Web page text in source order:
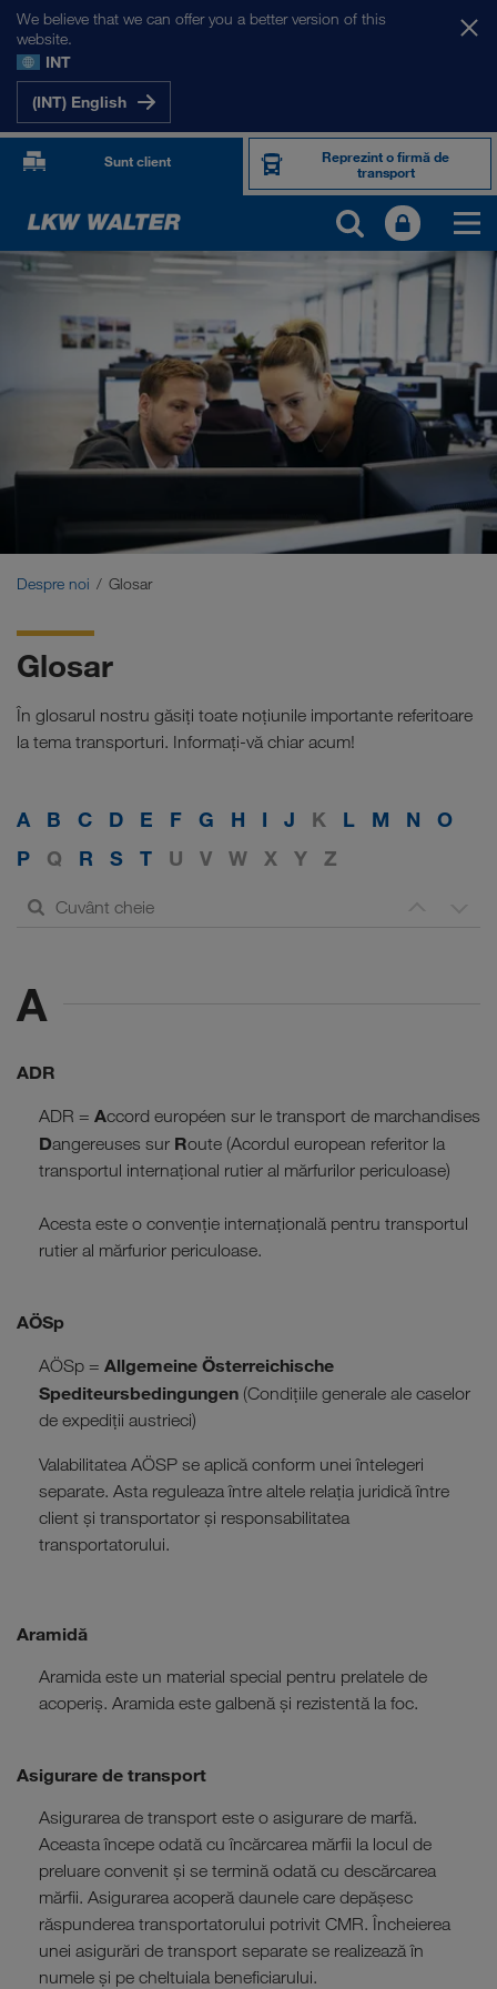
We believe that we can offer you a better version of this
website.
INT
(INT) English
Sunt client
Reprezint o firmă de
transport
DESPRE NOI
Informații despre firma noastră
Management SHEQ
Responsabilitate socială
Compliance
WALTER GROUP
Despre noi Glosar
Glosar
În glosarul nostru găsiți toate noțiunile importante referitoare
la tema transporturi. Informați-vă chiar acum!
A B C D E F G H I J K L M N
O
P
Q R S T U V W X Y Z
A
ADR
ADR = Accord européen sur le transport de marchandises
Dangereuses sur Route (Acordul european referitor la
transportul internațional rutier al mărfurilor periculoase)
Acesta este o convenție internațională pentru transportul
rutier al mărfurior periculoase.
AÖSp
AÖSp = Allgemeine Österreichische
Spediteursbedingungen (Condițiile generale ale caselor
de expediţii austrieci)
Valabilitatea AÖSP se aplică conform unei întelegeri
separate. Asta reguleaza între altele relația juridică între
client și transportator și responsabilitatea
transportatorului.
Aramidă
Aramida este un material special pentru prelatele de
acoperiș. Aramida este galbenă și rezistentă la foc.
Asigurare de transport
Asigurarea de transport este o asigurare de marfă.
Aceasta începe odată cu încărcarea mărfii la locul de
preluare convenit și se termină odată cu descărcarea
mărfii. Asigurarea acoperă daunele care depășesc
răspunderea transportatorului potrivit CMR. Încheierea
unei asigurări de transport separate se realizează în
numele și pe cheltuiala beneficiarului.